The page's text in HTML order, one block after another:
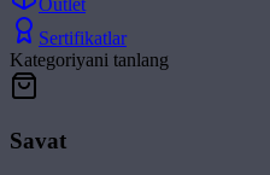
Outlet
Sertifikatlar
Kategoriyani tanlang
Savat